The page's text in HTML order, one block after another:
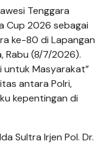
Tenggara
Cup 2026 sebagai
ke-80 di Lapangan
Rabu (8/7/2026).
untuk Masyarakat”
antara Polri,
kepentingan di
Sultra Irjen Pol. Dr.